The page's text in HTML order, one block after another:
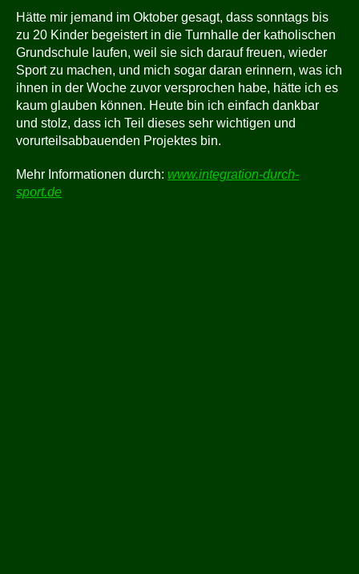
Hätte mir jemand im Oktober gesagt, dass sonntags bis
zu 20 Kinder begeistert in die Turnhalle der katholischen
Grundschule laufen, weil sie sich darauf freuen, wieder
Sport zu machen, und mich sogar daran erinnern, was ich
ihnen in der Woche zuvor versprochen habe, hätte ich es
kaum glauben können. Heute bin ich einfach dankbar
und stolz, dass ich Teil dieses sehr wichtigen und
vorurteilsabbauenden Projektes bin.
Mehr Informationen durch: www.integration-durch-
sport.de